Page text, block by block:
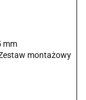
mm
montażowy